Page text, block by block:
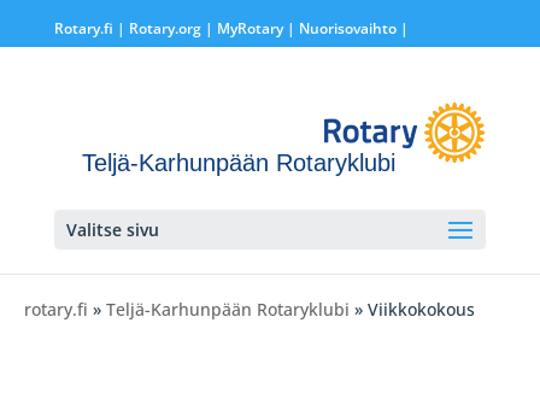
Rotary.fi | Rotary.org| MyRotary | Nuorisovaihto|
Teljä-Karhunpään Rotaryklubi
Valitse sivu
rotary.fi » Teljä-Karhunpään Rotaryklubi » Viikkokokous